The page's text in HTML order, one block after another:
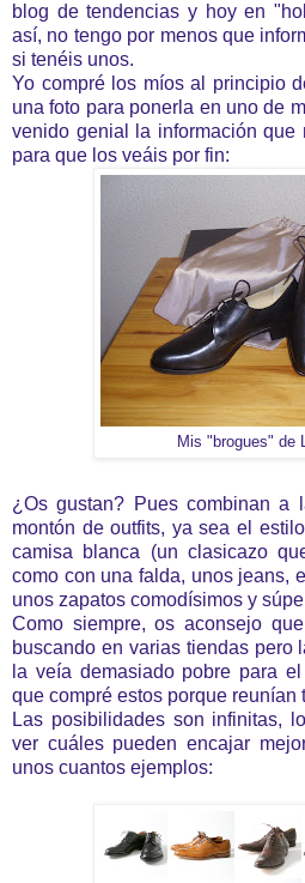
blog de tendencias y hoy en
así, no tengo por menos que
si tenéis unos.
Yo compré los míos al principio
una foto para ponerla en uno de
venido genial la información que
para que los veáis por fin:
Mis "brogues" de
¿Os gustan? Pues combinan a
montón de outfits, ya sea el
camisa blanca (un clasicazo
como con una falda, unos jeans,
unos zapatos comodísimos y
Como siempre, os aconsejo
buscando en varias tiendas pero
la veía demasiado pobre para
que compré estos porque reunían
Las posibilidades son infinitas,
ver cuáles pueden encajar
unos cuantos ejemplos: